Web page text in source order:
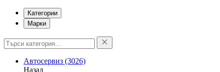
Категории
Марки
Автосервиз (3026)
Назад